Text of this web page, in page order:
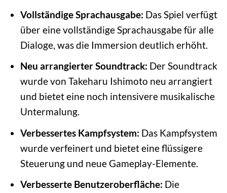
Vollständige Sprachausgabe: Das Spiel verfügt
über eine vollständige Sprachausgabe für alle
Dialoge, was die Immersion deutlich erhöht.
Neu arrangierter Soundtrack: Der Soundtrack
wurde von Takeharu Ishimoto neu arrangiert
und bietet eine noch intensivere musikalische
Untermalung.
Verbessertes Kampfsystem: Das Kampfsystem
wurde verfeinert und bietet eine flüssigere
Steuerung und neue Gameplay-Elemente.
Verbesserte Benutzeroberfläche: Die